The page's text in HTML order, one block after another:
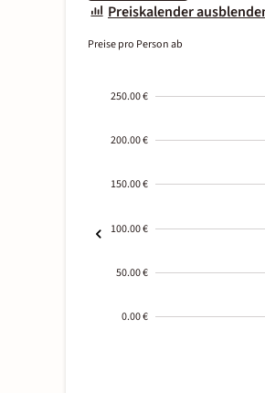
Preiskalender
Preise pro Person ab
250.00 €
200.00 €
150.00 €
100.00 €
50.00 €
0.00 €